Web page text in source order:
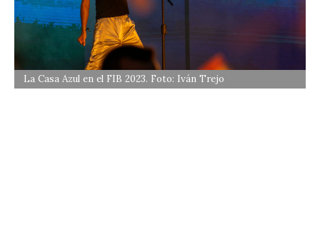
La Casa Azul en el FIB 2023. Foto: Iván Trejo